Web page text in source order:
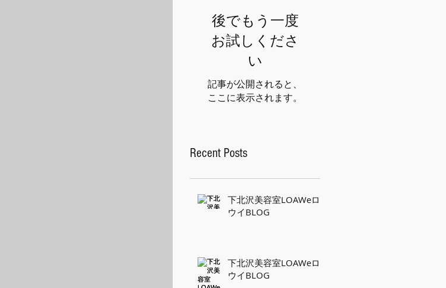
後でもう一度
お試しくださ
い
記事が公開されると、
ここに表示されます。
Recent Posts
下北沢美容室LOAWeロ
ウイBLOG
下北沢美容室LOAWeロ
ウイBLOG